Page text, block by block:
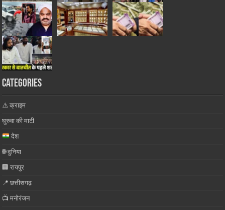
Categories
⚠️ क्राइम
घुरुवा की माटी
देश
🌐 दुनिया
🏢 रायपुर
📍 छत्तीसगढ़
📺 मनोरंजन